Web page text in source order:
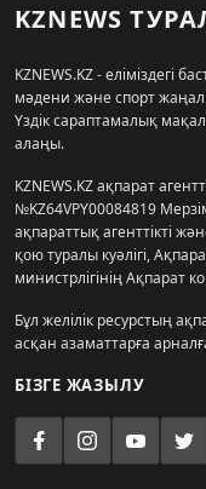
KZNEWS
KZNEWS.KZ - еліміздегі
мәдени және спорт
Үздік сараптамалық
алаңы.
KZNEWS.KZ ақпарат
№KZ64VPY00084819
ақпараттық агенттікті
қою туралы куәлігі,
министрлігінің Ақпарат
Бұл желілік ресурстың
асқан азаматтарға
БІЗГЕ ЖАЗЫЛУ